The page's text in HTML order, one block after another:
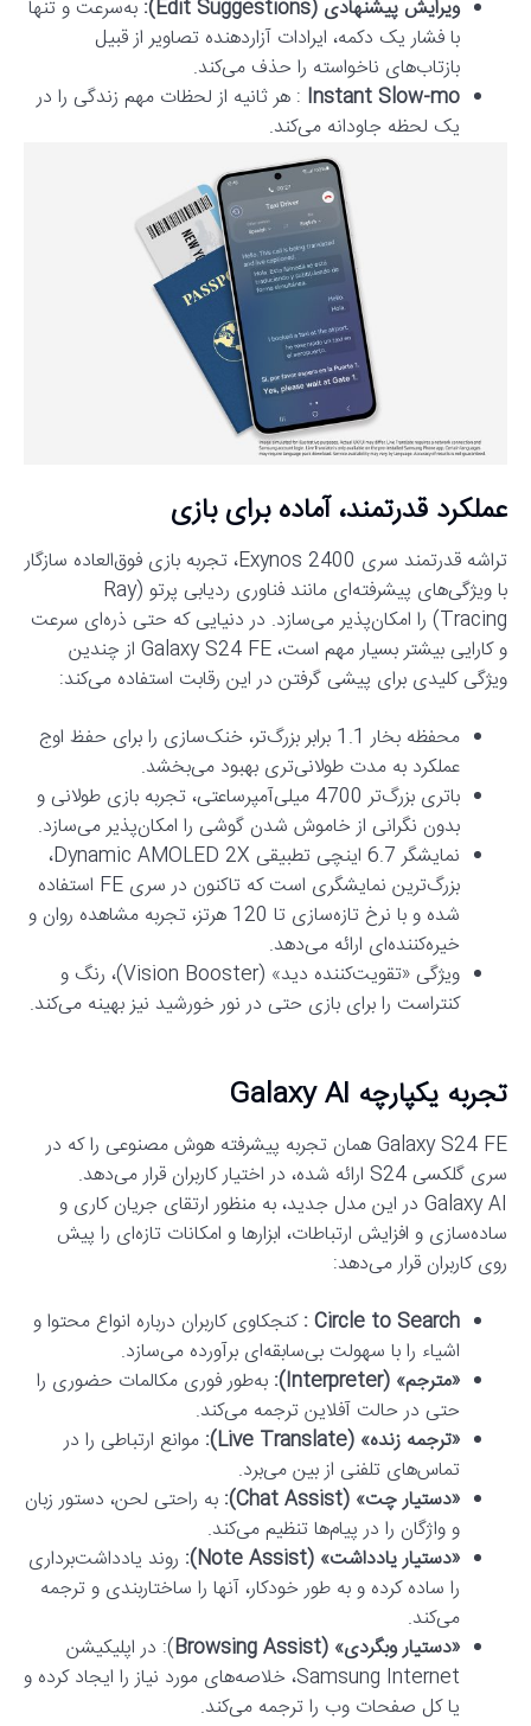
ویرایش پیشنهادی (Edit Suggestions):
به‌سرعت و تنها
با فشار یک دکمه، ایرادات آزاردهنده تصاویر از قبیل
بازتاب‌های ناخواسته را حذف می‌کند.
Instant Slow-mo : هر ثانیه از لحظات مهم زندگی را در
یک لحظه جاودانه می‌کند.
عملکرد قدرتمند، آماده برای بازی
تراشه قدرتمند سری Exynos 2400، تجربه بازی فوق‌العاده سازگار
با ویژگی‌های پیشرفته‌ای مانند فناوری ردیابی پرتو (Ray
Tracing) را امکان‌پذیر می‌سازد. در دنیایی که حتی ذره‌ای سرعت
و کارایی بیشتر بسیار مهم است، Galaxy S24 FE از چندین
ویژگی کلیدی برای پیشی گرفتن در این رقابت استفاده می‌کند:
محفظه بخار 1.1 برابر بزرگ‌تر، خنک‌سازی را برای حفظ اوج
عملکرد به مدت طولانی‌تری بهبود می‌بخشد.
باتری بزرگ‌تر 4700 میلی‌آمپرساعتی، تجربه بازی طولانی و
بدون نگرانی از خاموش شدن گوشی را امکان‌پذیر می‌سازد.
نمایشگر 6.7 اینچی تطبیقی Dynamic AMOLED 2X،
بزرگ‌ترین نمایشگری است که تاکنون در سری FE استفاده
شده و با نرخ تازه‌سازی تا 120 هرتز، تجربه مشاهده روان و
خیره‌کننده‌ای ارائه می‌دهد.
ویژگی «تقویت‌کننده دید» (Vision Booster)، رنگ و
کنتراست را برای بازی حتی در نور خورشید نیز بهینه می‌کند.
تجربه یکپارچه Galaxy AI
Galaxy S24 FE همان تجربه پیشرفته هوش مصنوعی را که در
سری گلکسی S24 ارائه شده، در اختیار کاربران قرار می‌دهد.
Galaxy AI در این مدل جدید، به منظور ارتقای جریان کاری و
ساده‌سازی و افزایش ارتباطات، ابزارها و امکانات تازه‌ای را پیش
روی کاربران قرار می‌دهد:
Circle to Search : کنجکاوی کاربران درباره انواع محتوا و
اشیاء را با سهولت بی‌سابقه‌ای برآورده می‌سازد.
«مترجم» (Interpreter):
به‌طور فوری مکالمات حضوری را
حتی در حالت آفلاین ترجمه می‌کند.
«ترجمه زنده» (Live Translate):
موانع ارتباطی را در
تماس‌های تلفنی از بین می‌برد.
«دستیار چت» (Chat Assist):
به راحتی لحن، دستور زبان
و واژگان را در پیام‌ها تنظیم می‌کند.
«دستیار یادداشت» (Note Assist):
روند یادداشت‌برداری
را ساده کرده و به طور خودکار، آنها را ساختاربندی و ترجمه
می‌کند.
«دستیار وبگردی» (Browsing Assist
): در اپلیکیشن
Samsung Internet، خلاصه‌های مورد نیاز را ایجاد کرده و
یا کل صفحات وب را ترجمه می‌کند.